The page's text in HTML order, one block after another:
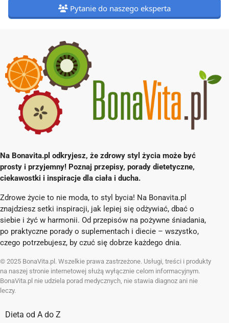
Pytanie do naszego eksperta
Na Bonavita.pl odkryjesz, że zdrowy styl życia może być
prosty i przyjemny! Poznaj przepisy, porady dietetyczne,
ciekawostki i inspiracje dla ciała i ducha.
Zdrowe życie to nie moda, to styl bycia! Na Bonavita.pl
znajdziesz setki inspiracji, jak lepiej się odżywiać, dbać o
siebie i żyć w harmonii. Od przepisów na pożywne śniadania,
po praktyczne porady o suplementach i diecie – wszystko,
czego potrzebujesz, by czuć się dobrze każdego dnia.
© 2025 BonaVita.pl. Wszelkie prawa zastrzeżone. Usługi, treści i produkty
na naszej stronie internetowej służą wyłącznie celom informacyjnym.
BonaVita.pl nie udziela porad medycznych, nie stawia diagnoz ani nie
leczy.
Dieta od A do Z